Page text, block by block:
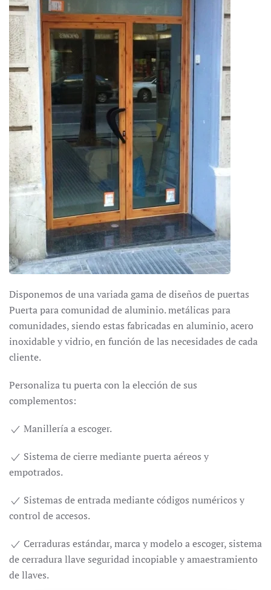
Disponemos de una variada gama de diseños de puertas
Puerta para comunidad de aluminio. metálicas para
comunidades, siendo estas fabricadas en aluminio, acero
inoxidable y vidrio, en función de las necesidades de cada
cliente.
Personaliza tu puerta con la elección de sus
complementos:
Manillería a escoger.
Sistema de cierre mediante puerta aéreos y
empotrados.
Sistemas de entrada mediante códigos numéricos y
control de accesos.
Cerraduras estándar, marca y modelo a escoger, sistema
de cerradura llave seguridad incopiable y amaestramiento
de llaves.